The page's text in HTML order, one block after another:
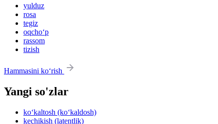
yulduz
rosa
tegiz
oqcho‘p
rassom
tizish
Hammasini ko‘rish
Yangi so'zlar
ko‘kaltosh (ko‘kaldosh)
kechikish (latentlik)